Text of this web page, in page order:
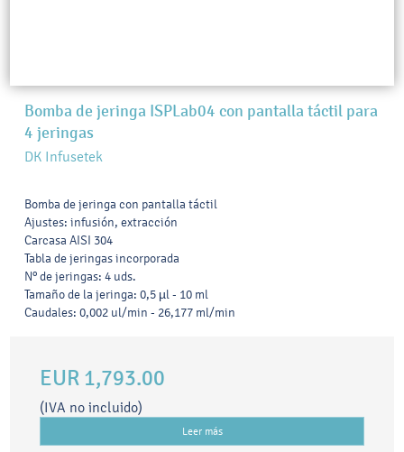
Bomba de jeringa ISPLab04 con pantalla táctil para
4 jeringas
DK Infusetek
Bomba de jeringa con pantalla táctil
Ajustes: infusión, extracción
Carcasa AISI 304
Tabla de jeringas incorporada
Nº de jeringas: 4 uds.
Tamaño de la jeringa: 0,5 µl - 10 ml
Caudales: 0,002 ul/min - 26,177 ml/min
EUR 1,793.00
(IVA no incluido)
Leer más